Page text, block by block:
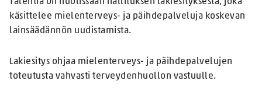
käsittelee mielenterveys- ja päihdepalveluja koskevan
lainsäädännön uudistamista.
Lakiesitys ohjaa mielenterveys- ja päihdepalvelujen
toteutusta vahvasti terveydenhuollon vastuulle.